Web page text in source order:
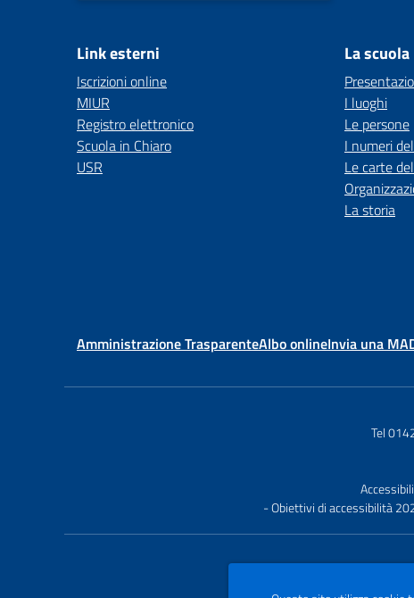
Link esterni
Iscrizioni online
MIUR
Registro elettronico
Scuola in Chiaro
USR
La scuola
I luoghi
Le persone
I numeri
Le carte
La storia
Amministrazione TrasparenteAlbo onlineInvia una
Tel
- Obiettivi di accessibilità